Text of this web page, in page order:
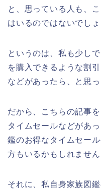
と、思っている人も、
はいるのではないでしょ
というのは、私も少し
を購入できるような割
などがあったら、と思
だから、こちらの記事
タイムセールなどがあ
鑑のお得なタイムセー
方もいるかもしれません
それに、私自身家族図